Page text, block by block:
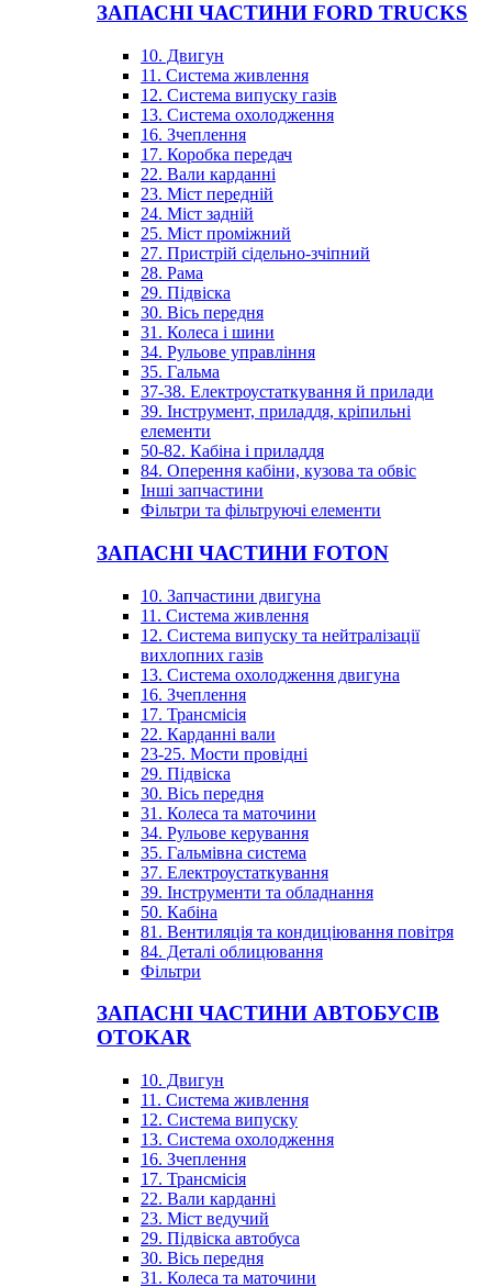
ЗАПАСНІ ЧАСТИНИ FORD TRUCKS
10. Двигун
11. Система живлення
12. Система випуску газів
13. Система охолодження
16. Зчеплення
17. Коробка передач
22. Вали карданні
23. Міст передній
24. Міст задній
25. Міст проміжний
27. Пристрій сідельно-зчіпний
28. Рама
29. Підвіска
30. Вісь передня
31. Колеса і шини
34. Рульове управління
35. Гальма
37-38. Електроустаткування й прилади
39. Інструмент, приладдя, кріпильні
елементи
50-82. Кабіна і приладдя
84. Оперення кабіни, кузова та обвіс
Інші запчастини
Фільтри та фільтруючі елементи
ЗАПАСНІ ЧАСТИНИ FOTON
10. Запчастини двигуна
11. Система живлення
12. Система випуску та нейтралізації
вихлопних газів
13. Система охолодження двигуна
16. Зчеплення
17. Трансмісія
22. Карданні вали
23-25. Мости провідні
29. Підвіска
30. Вісь передня
31. Колеса та маточини
34. Рульове керування
35. Гальмівна система
37. Електроустаткування
39. Інструменти та обладнання
50. Кабіна
81. Вентиляція та кондиціювання повітря
84. Деталі облицювання
Фільтри
ЗАПАСНІ ЧАСТИНИ АВТОБУСІВ
OTOKAR
10. Двигун
11. Система живлення
12. Система випуску
13. Система охолодження
16. Зчеплення
17. Трансмісія
22. Вали карданні
23. Міст ведучий
29. Підвіска автобуса
30. Вісь передня
31. Колеса та маточини